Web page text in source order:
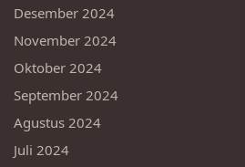
Desember 2024
November 2024
Oktober 2024
September 2024
Agustus 2024
Juli 2024